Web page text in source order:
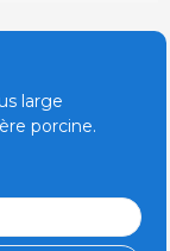
large
porcine.